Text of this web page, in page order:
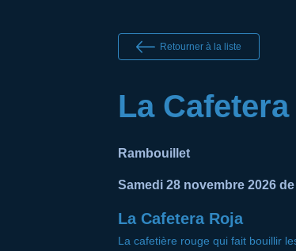
Retourner à la liste
La
Rambouillet
Samedi 28 novembre 2026
La Cafetera Roja
La cafetière rouge qui fait bouillir